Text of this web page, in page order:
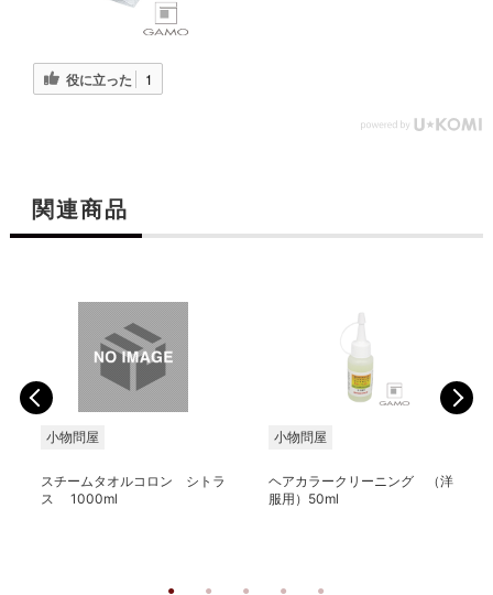
役に立った 1
関連商品
小物問屋
スチームタオルコロン シトラ
ス 1000ml
小物問屋
ヘアカラークリーニング （洋
服用）50ml